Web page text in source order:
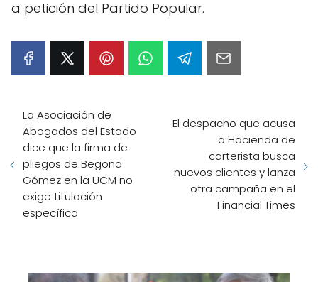
a petición del Partido Popular.
La Asociación de
Abogados del Estado
dice que la firma de
pliegos de Begoña
Gómez en la UCM no
exige titulación
específica
El despacho que acusa
a Hacienda de
carterista busca
nuevos clientes y lanza
otra campaña en el
Financial Times